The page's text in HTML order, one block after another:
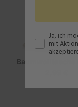
Baumwolltasche
Ja, ich
mit